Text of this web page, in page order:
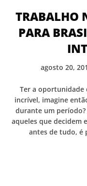
TRABALHO
PARA
agosto 20,
Ter a oportunidade
incrível, imagine
durante um período?
aqueles que decidem
antes de tudo, é